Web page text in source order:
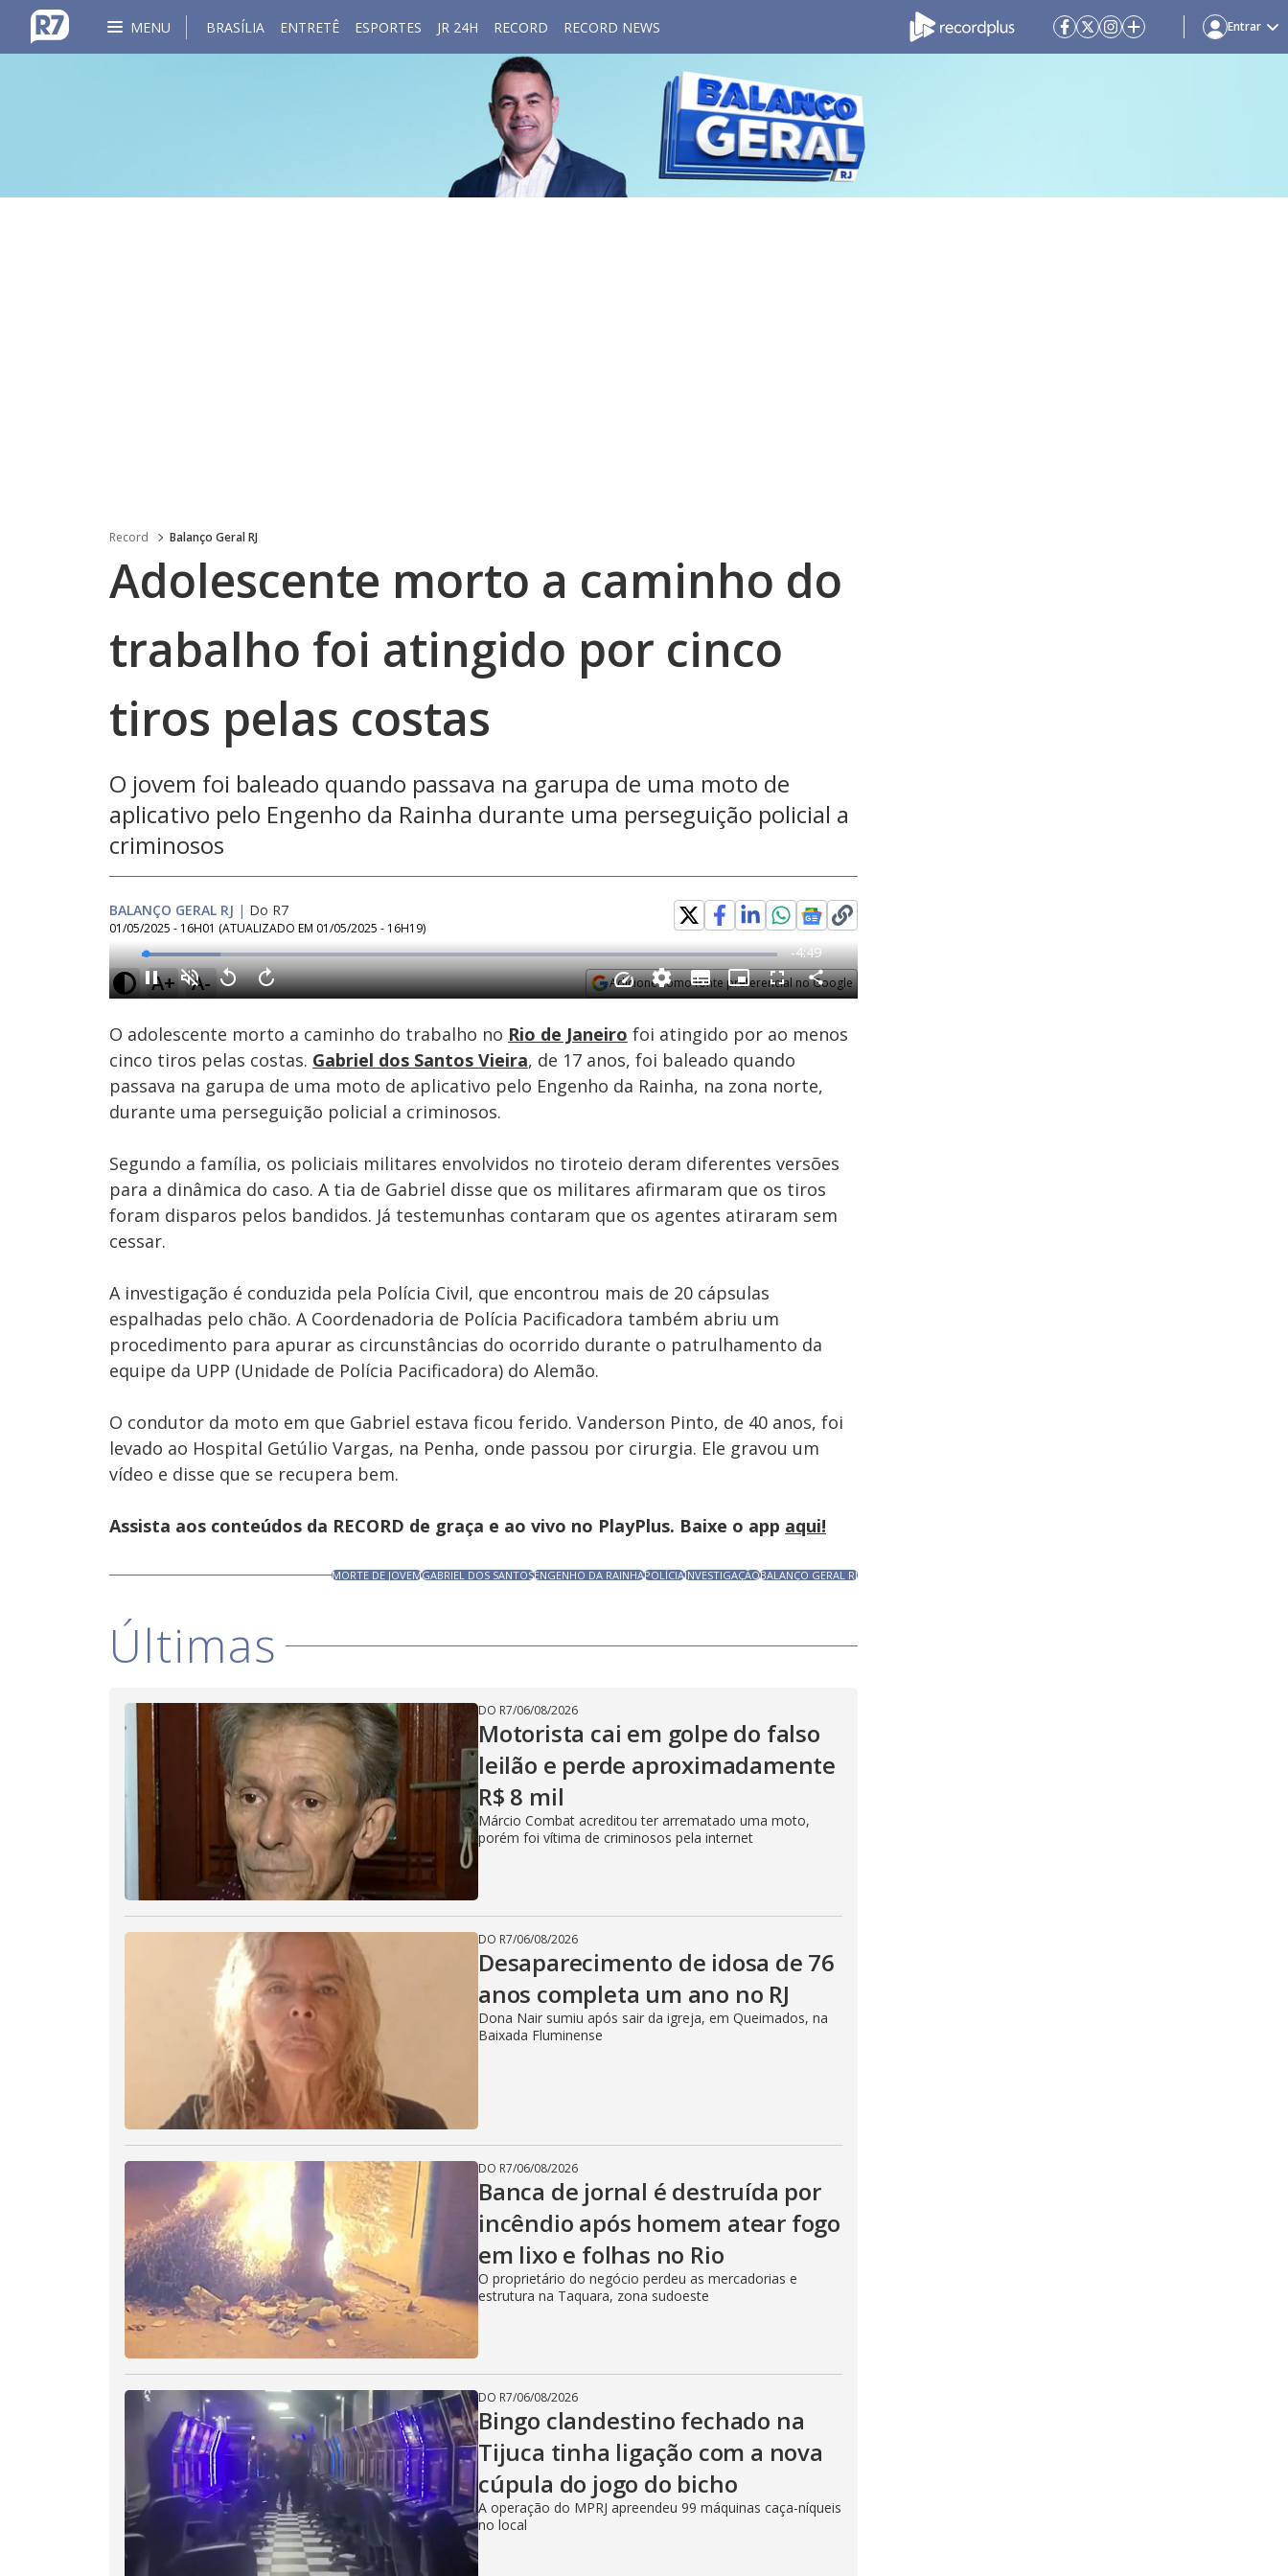
MENU BRASÍLIA ENTRETÊ ESPORTES JR 24H RECORD RECORD NEWS Entrar
Record Balanço Geral RJ
Adolescente morto a caminho do
trabalho foi atingido por cinco
tiros pelas costas
O jovem foi baleado quando passava na garupa de uma moto de
aplicativo pelo Engenho da Rainha durante uma perseguição policial a
criminosos
BALANÇO GERAL RJ | Do R7
01/05/2025 - 16H01 (ATUALIZADO EM 01/05/2025 - 16H19)
A+ A- Adicione como fonte preferencial no Google
Ativar
Som
Loaded:
12.38%
Velocidade Subtitles
O adolescente morto a caminho do trabalho no Rio de Janeiro foi atingido por ao menos
cinco tiros pelas costas. Gabriel dos Santos Vieira, de 17 anos, foi baleado quando
passava na garupa de uma moto de aplicativo pelo Engenho da Rainha, na zona norte,
durante uma perseguição policial a criminosos.
Segundo a família, os policiais militares envolvidos no tiroteio deram diferentes versões
para a dinâmica do caso. A tia de Gabriel disse que os militares afirmaram que os tiros
foram disparos pelos bandidos. Já testemunhas contaram que os agentes atiraram sem
cessar.
A investigação é conduzida pela Polícia Civil, que encontrou mais de 20 cápsulas
espalhadas pelo chão. A Coordenadoria de Polícia Pacificadora também abriu um
procedimento para apurar as circunstâncias do ocorrido durante o patrulhamento da
equipe da UPP (Unidade de Polícia Pacificadora) do Alemão.
O condutor da moto em que Gabriel estava ficou ferido. Vanderson Pinto, de 40 anos, foi
levado ao Hospital Getúlio Vargas, na Penha, onde passou por cirurgia. Ele gravou um
vídeo e disse que se recupera bem.
Assista aos conteúdos da RECORD de graça e ao vivo no PlayPlus. Baixe o app aqui!
MORTE DE JOVEMGABRIEL DOS SANTOSENGENHO DA RAINHAPOLÍCIAINVESTIGAÇÃOBALANÇO GERAL RJ
Últimas
DO R7/06/08/2026
Motorista cai em golpe do falso
leilão e perde aproximadamente
R$ 8 mil
Márcio Combat acreditou ter arrematado uma moto,
porém foi vítima de criminosos pela internet
DO R7/06/08/2026
Desaparecimento de idosa de 76
anos completa um ano no RJ
Dona Nair sumiu após sair da igreja, em Queimados, na
Baixada Fluminense
DO R7/06/08/2026
Banca de jornal é destruída por
incêndio após homem atear fogo
em lixo e folhas no Rio
O proprietário do negócio perdeu as mercadorias e
estrutura na Taquara, zona sudoeste
DO R7/06/08/2026
Bingo clandestino fechado na
Tijuca tinha ligação com a nova
cúpula do jogo do bicho
A operação do MPRJ apreendeu 99 máquinas caça-níqueis
no local